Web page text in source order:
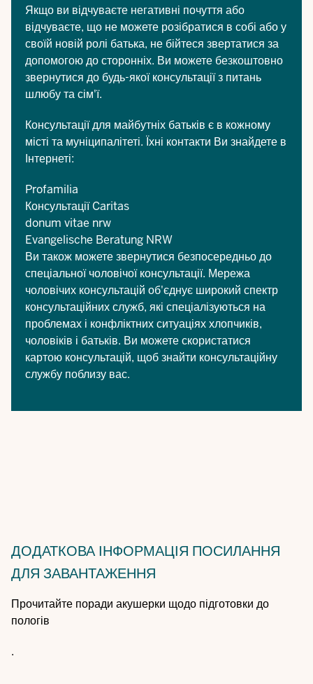
Якщо ви відчуваєте негативні почуття або
відчуваєте, що не можете розібратися в собі або у
своїй новій ролі батька, не бійтеся звертатися за
допомогою до сторонніх. Ви можете безкоштовно
звернутися до будь-якої консультації з питань
шлюбу та сім'ї.
Консультації для майбутніх батьків є в кожному
місті та муніципалітеті. Їхні контакти Ви знайдете в
Інтернеті:
Profamilia
Консультації Caritas
donum vitae nrw
Evangelische Beratung NRW
Ви також можете звернутися безпосередньо до
спеціальної чоловічої консультації. Мережа
чоловічих консультацій об'єднує широкий спектр
консультаційних служб, які спеціалізуються на
проблемах і конфліктних ситуаціях хлопчиків,
чоловіків і батьків. Ви можете скористатися
картою консультацій, щоб знайти консультаційну
службу поблизу вас.
ДОДАТКОВА ІНФОРМАЦІЯ ПОСИЛАННЯ
ДЛЯ ЗАВАНТАЖЕННЯ
Прочитайте поради акушерки щодо підготовки до
пологів
.